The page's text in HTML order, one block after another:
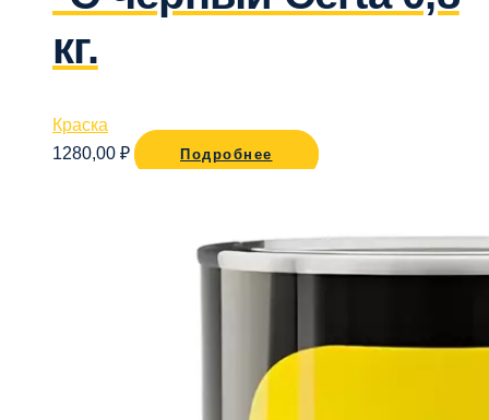
кг.
Краска
1280,00 ₽ Подробнее